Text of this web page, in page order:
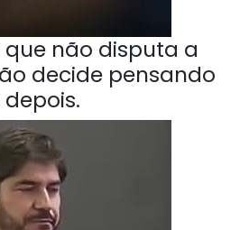
não disputa a
decide pensando